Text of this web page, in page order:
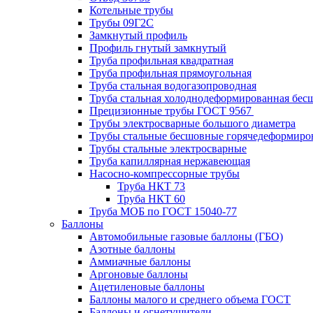
Котельные трубы
Трубы 09Г2С
Замкнутый профиль
Профиль гнутый замкнутый
Труба профильная квадратная
Труба профильная прямоугольная
Труба стальная водогазопроводная
Труба стальная холоднодеформированная
Прецизионные трубы ГОСТ 9567
Трубы электросварные большого диаметра
Трубы стальные бесшовные
Трубы стальные электросварные
Труба капиллярная нержавеющая
Насосно-компрессорные трубы
Труба НКТ 73
Труба НКТ 60
Труба МОБ по ГОСТ 15040-77
Баллоны
Автомобильные газовые баллоны (ГБО)
Азотные баллоны
Аммиачные баллоны
Аргоновые баллоны
Ацетиленовые баллоны
Баллоны малого и среднего объема ГОСТ